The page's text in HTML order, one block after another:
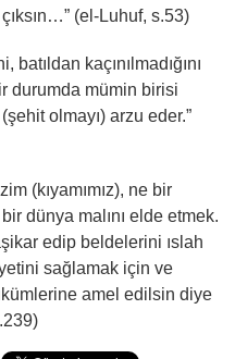
(el-Luhuf, s.53)
kaçınılmadığını
durumda mümin birisi
olmayı) arzu eder.”
(kıyamımız), ne bir
dünya malını elde etmek.
edip beldelerini ıslah
sağlamak için ve
amel edilsin diye